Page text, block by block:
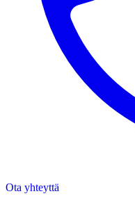
Ota yhteyttä